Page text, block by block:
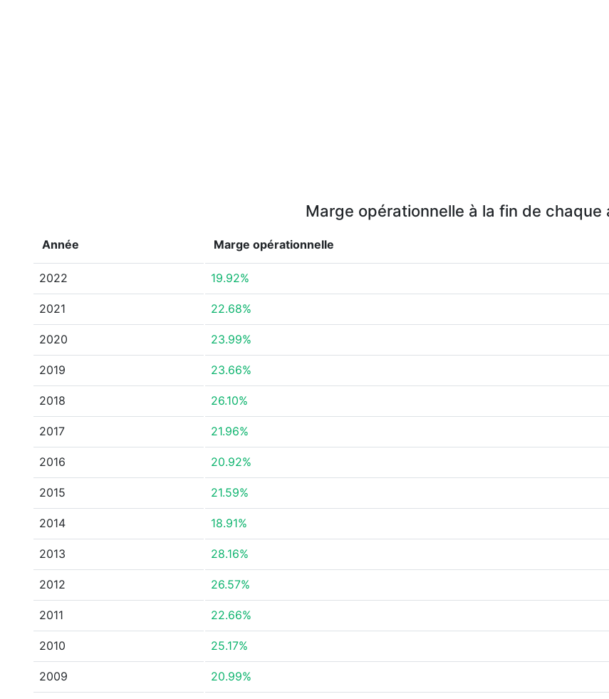
Marge opérationnelle à la fin de chaque
Année Marge opérationnelle
2022 19.92%
2021 22.68%
2020 23.99%
2019 23.66%
2018 26.10%
2017 21.96%
2016 20.92%
2015 21.59%
2014 18.91%
2013 28.16%
2012 26.57%
2011 22.66%
2010 25.17%
2009 20.99%